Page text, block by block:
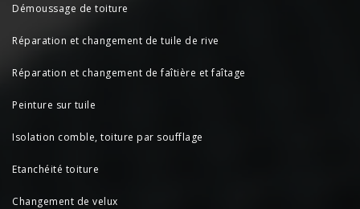
Démoussage de toiture
Réparation et changement de tuile de rive
Réparation et changement de faîtière et faîtage
Peinture sur tuile
Isolation comble, toiture par soufflage
Etanchéité toiture
Changement de velux